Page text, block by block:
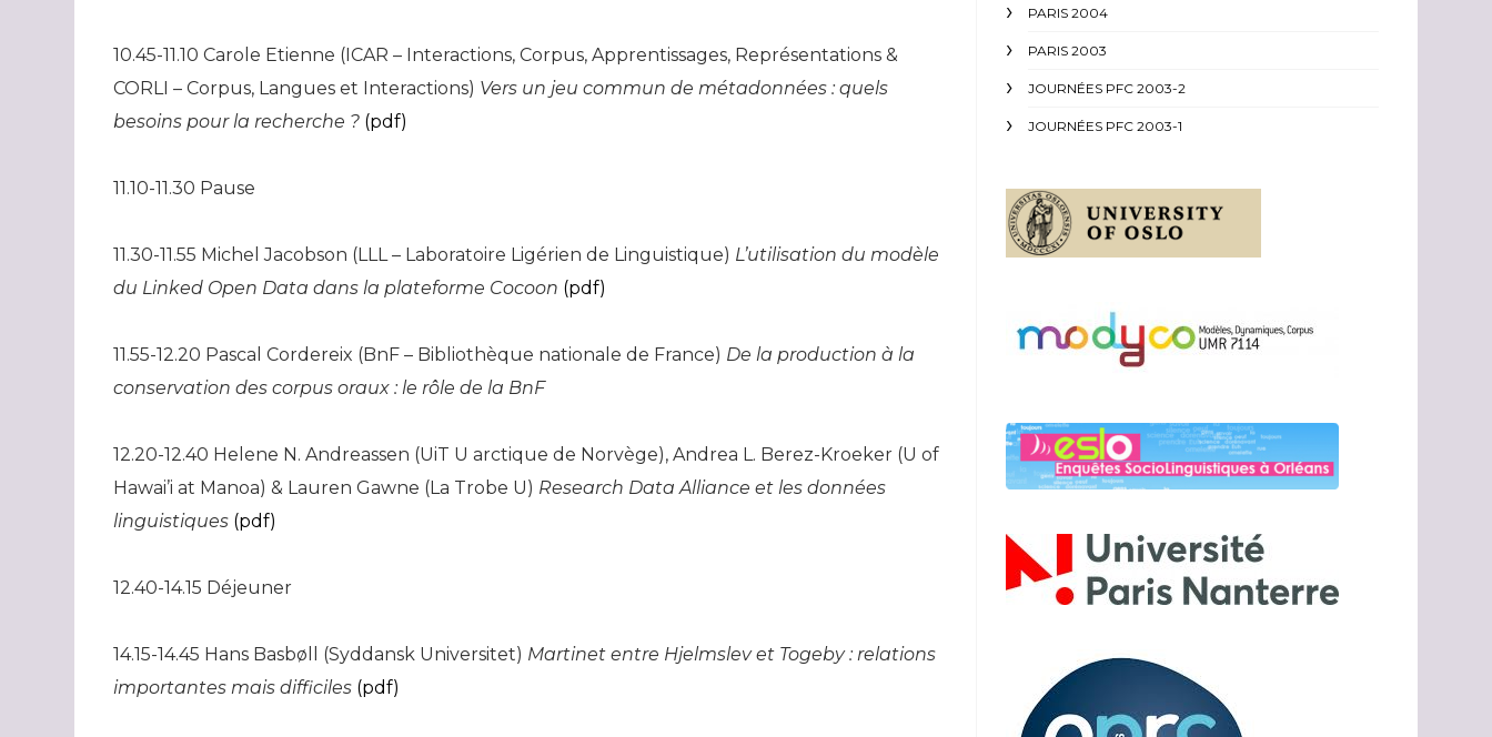
10.45-11.10 Carole Etienne (ICAR – Interactions, Corpus, Apprentissages, Représentations &
CORLI – Corpus, Langues et Interactions) Vers un jeu commun de métadonnées : quels
besoins pour la recherche ? (pdf)
11.10-11.30 Pause
11.30-11.55 Michel Jacobson (LLL – Laboratoire Ligérien de Linguistique) L’utilisation du modèle
du Linked Open Data dans la plateforme Cocoon (pdf)
11.55-12.20 Pascal Cordereix (BnF – Bibliothèque nationale de France) De la production à la
conservation des corpus oraux : le rôle de la BnF
12.20-12.40 Helene N. Andreassen (UiT U arctique de Norvège), Andrea L. Berez-Kroeker (U of
Hawai’i at Manoa) & Lauren Gawne (La Trobe U) Research Data Alliance et les données
linguistiques (pdf)
12.40-14.15 Déjeuner
14.15-14.45 Hans Basbøll (Syddansk Universitet) Martinet entre Hjelmslev et Togeby : relations
importantes mais difficiles (pdf)
PARIS 2004
PARIS 2003
JOURNÉES PFC 2003-2
JOURNÉES PFC 2003-1